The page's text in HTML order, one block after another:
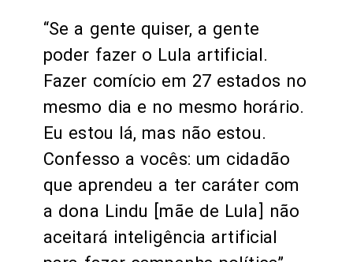
“Se a gente quiser, a gente
poder fazer o Lula artificial.
Fazer comício em 27 estados no
mesmo dia e no mesmo horário.
Eu estou lá, mas não estou.
Confesso a vocês: um cidadão
que aprendeu a ter caráter com
a dona Lindu [mãe de Lula] não
aceitará inteligência artificial